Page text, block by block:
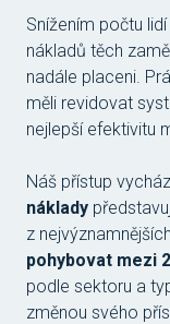
Snížením počtu
nákladů těch
nadále placeni.
měli revidovat
nejlepší efektivitu
Náš přístup
náklady
z
pohybovat mezi
podle sektoru a
změnou svého